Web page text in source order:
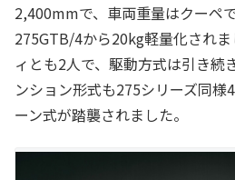
2,400mmで、車両重量はクーペ
275GTB/4から20kg軽量化され
ィとも2人で、駆動方式は引き続
ンション形式も275シリーズ同様
ーン式が踏襲されました。